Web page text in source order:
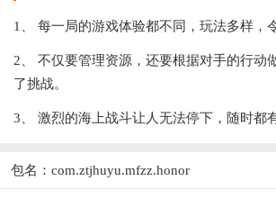
1、 每一局的游戏体验都不同，玩法多样，
2、 不仅要管理资源，还要根据对手的行动
了挑战。
3、 激烈的海上战斗让人无法停下，随时都
包名：com.ztjhuyu.mfzz.honor